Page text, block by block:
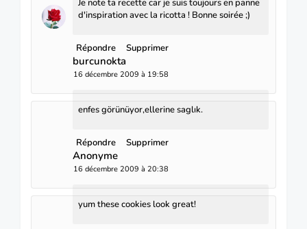
Je note ta recette car je suis toujours en panne
d'inspiration avec la ricotta ! Bonne soirée ;)
Répondre Supprimer
burcunokta
16 décembre 2009 à 19:58
enfes görünüyor,ellerine saglık.
Répondre Supprimer
Anonyme
16 décembre 2009 à 20:38
yum these cookies look great!